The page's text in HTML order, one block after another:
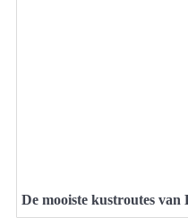
De mooiste kustroutes van